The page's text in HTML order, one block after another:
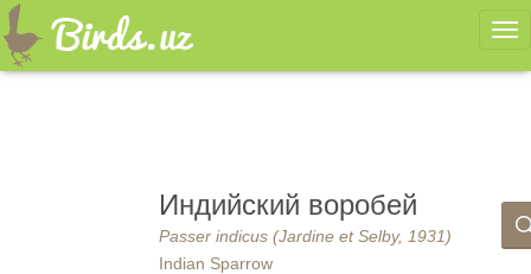
Индийский воробей
Passer indicus (Jardine et Selby, 1931)
Indian Sparrow